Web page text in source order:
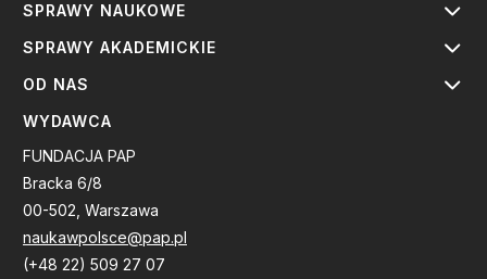
SPRAWY NAUKOWE
SPRAWY AKADEMICKIE
OD NAS
WYDAWCA
FUNDACJA PAP
Bracka 6/8
00-502, Warszawa
naukawpolsce@pap.pl
(+48 22) 509 27 07